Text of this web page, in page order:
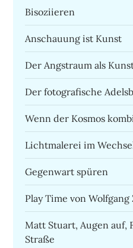
Bisoziieren
Anschauung ist Kunst
Der Angstraum als
Der fotografische
Wenn der Kosmos
Lichtmalerei im
Gegenwart spüren
Play Time von
Matt Stuart, Augen auf,
Straße